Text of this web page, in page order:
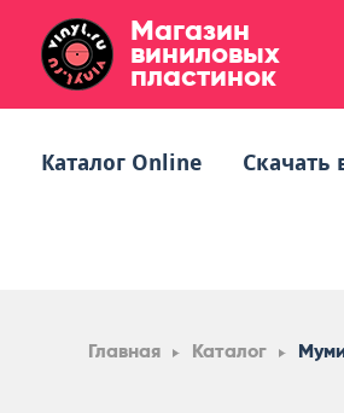
Магазин
виниловых
пластинок
Каталог Online Скачать
Главная Каталог